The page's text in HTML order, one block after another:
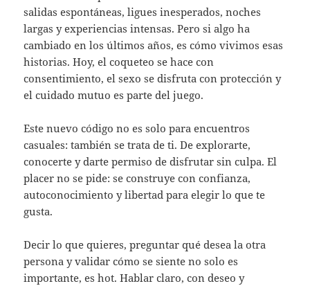
salidas espontáneas, ligues inesperados, noches
largas y experiencias intensas. Pero si algo ha
cambiado en los últimos años, es cómo vivimos esas
historias. Hoy, el coqueteo se hace con
consentimiento, el sexo se disfruta con protección y
el cuidado mutuo es parte del juego.
Este nuevo código no es solo para encuentros
casuales: también se trata de ti. De explorarte,
conocerte y darte permiso de disfrutar sin culpa. El
placer no se pide: se construye con confianza,
autoconocimiento y libertad para elegir lo que te
gusta.
Decir lo que quieres, preguntar qué desea la otra
persona y validar cómo se siente no solo es
importante, es hot. Hablar claro, con deseo y